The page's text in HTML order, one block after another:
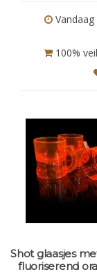
100%
Shot glaasjes
fluoriserend